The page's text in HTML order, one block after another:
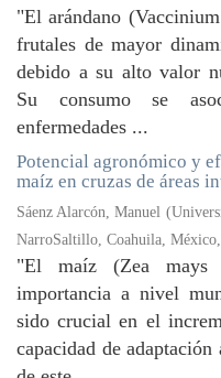
"El arándano
frutales de mayor
debido a su alto valor
Su consumo se
enfermedades ...
Potencial agronómico y
maíz en cruzas de áreas
Sáenz Alarcón, Manuel (
NarroSaltillo, Coahuila, México,
"El maíz (Zea
importancia a nivel
sido crucial en el
capacidad de